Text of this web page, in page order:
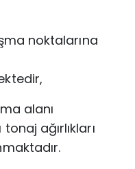
noktalarına
alanı
ağırlıkları